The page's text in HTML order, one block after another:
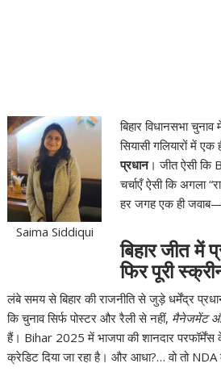
Saima Siddiqui
बिहार विधानसभा
सियासी गलियारों में
प्रधान। जीत ऐसी कि
चर्चाएँ ऐसी कि अगला
हर जगह एक ही
बिहार जीत में
फिर पूरी
लंबे समय से बिहार की राजनीति से जुड़े धर्मेंद्र
कि चुनाव सिर्फ पोस्टर और रैली से नहीं, मैनेजमेंट
हैं। Bihar 2025 में भाजपा की शानदार
क्रेडिट दिया जा रहा है। और आधा?… वो तो NDA